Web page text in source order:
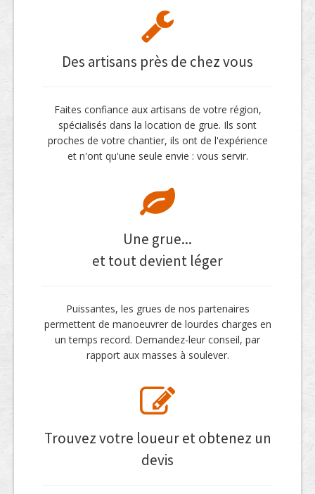
Des artisans près de chez vous
Faites confiance aux artisans de votre région,
spécialisés dans la location de grue. Ils sont
proches de votre chantier, ils ont de l'expérience
et n'ont qu'une seule envie : vous servir.
Une grue...
et tout devient léger
Puissantes, les grues de nos partenaires
permettent de manoeuvrer de lourdes charges en
un temps record. Demandez-leur conseil, par
rapport aux masses à soulever.
Trouvez votre loueur et obtenez un
devis